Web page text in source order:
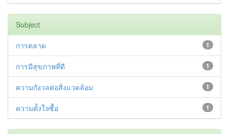
Subject
1
การตลาด
1
การมีสุขภาพที่ดี
1
ความกังวลต่อสิ่งแวดล้อม
1
ความตั้งใจซื้อ